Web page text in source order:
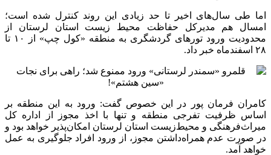
اما طی سال‌های اخیر تا حد زیادی این روند کنترل شده است؛
امسال هم مدیرکل حفاظت محیط زیست استان لرستان از
محدودیت ورود تورهای گردشگری به منطقه «کول
چپ» از ۱۰ تا
۲۸ اسفندماه خبر داد.
کامران فرمان پور در این خصوص گفت: ورود به این منطقه بر
اساس ظرفیت تفرجی منطقه و تنها با اخذ مجوز از اداره کل
میراث‌فرهنگی و محیط‌زیست استان لرستان امکان‌پذیر خواهد بود و
در صورت عدم همراه‌داشتن مجوز، از ورود افراد جلوگیری به عمل
خواهد آمد.